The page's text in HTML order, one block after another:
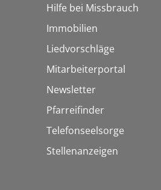
Hilfe bei Missbrauch
Immobilien
Liedvorschläge
Mitarbeiterportal
Newsletter
Pfarreifinder
Telefonseelsorge
Stellenanzeigen